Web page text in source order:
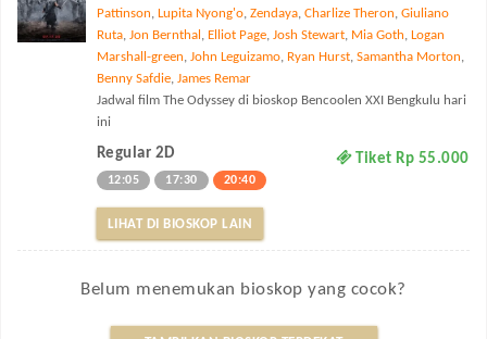
Pattinson, Lupita Nyong'o, Zendaya, Charlize Theron, Giuliano
Ruta, Jon Bernthal , Elliot Page, Josh Stewart, Mia Goth, Logan
Marshall-green, John Leguizamo, Ryan Hurst, Samantha Morton,
Benny Safdie, James Remar
Jadwal film The Odyssey di bioskop Bencoolen XXI Bengkulu hari
ini
Regular 2D Tiket Rp 55.000
12:05 17:30 20:40
LIHAT DI BIOSKOP LAIN
Belum menemukan bioskop yang cocok?